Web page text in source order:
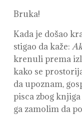
Bruka!
Kada je došao
stigao da kaže:
krenuli prema
kako se
da upoznam,
pisca zbog
ga zamolim da